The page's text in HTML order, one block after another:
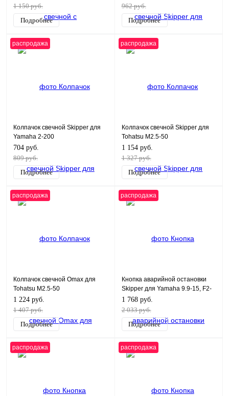
1 150 руб.
Подробнее
962 руб.
Подробнее
распродажа
Колпачок свечной Skipper для
Yamaha 2-200
704 руб.
809 руб.
Подробнее
распродажа
Колпачок свечной Skipper для
Tohatsu M2.5-50
1 154 руб.
1 327 руб.
Подробнее
распродажа
Колпачок свечной Omax для
Tohatsu M2.5-50
1 224 руб.
1 407 руб.
Подробнее
распродажа
Кнопка аварийной остановки
Skipper для Yamaha 9.9-15, F2-
2.5, F6-25
1 768 руб.
2 033 руб.
Подробнее
распродажа распродажа